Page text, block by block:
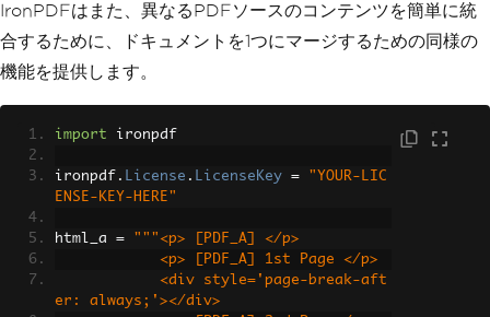
IronPDFはまた、異なるPDFソースのコンテンツを簡単に統
合するために、ドキュメントを1つにマージするための同様の
機能を提供します。
import ironpdf
ironpdf . License . LicenseKey =
"YOUR-LIC
ENSE-KEY-HERE"
html_a =
"""<p> [PDF_A] </p>
            <p> [PDF_A] 1st Page </p>
er: always;'></div>